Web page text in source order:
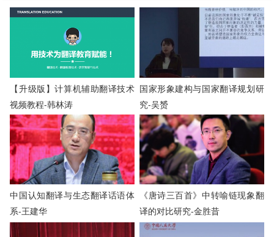
【升级版】计算机辅助翻译技术
视频教程-韩林涛
国家形象建构与国家翻译规划研
究-吴赟
中国认知翻译与生态翻译话语体
系-王建华
《唐诗三百首》中转喻链现象翻
译的对比研究-金胜昔